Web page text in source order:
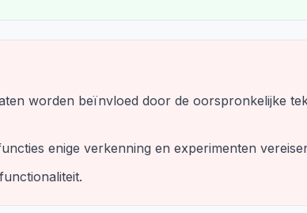
worden beïnvloed door de oorspronkelijke
enige verkenning en experimenten